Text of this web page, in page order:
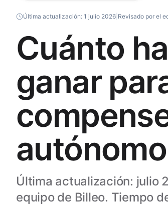
Última actualización: 1 julio 2026 Revisado por el
Cuánto
ganar
autónomo
Última actualización: julio
equipo de Billeo. Tiempo